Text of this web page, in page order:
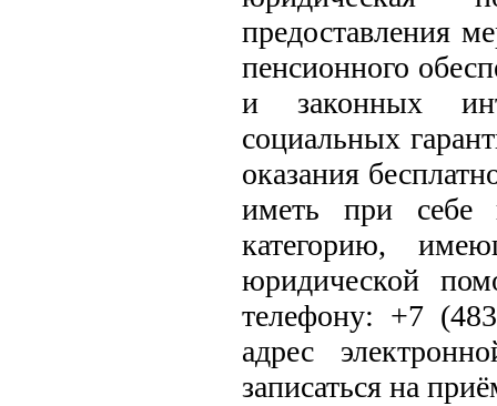
предоставления
пенсионного
и законных
социальных
оказания
иметь при себе
категорию,
юридической
телефону: +7
адрес
записаться на